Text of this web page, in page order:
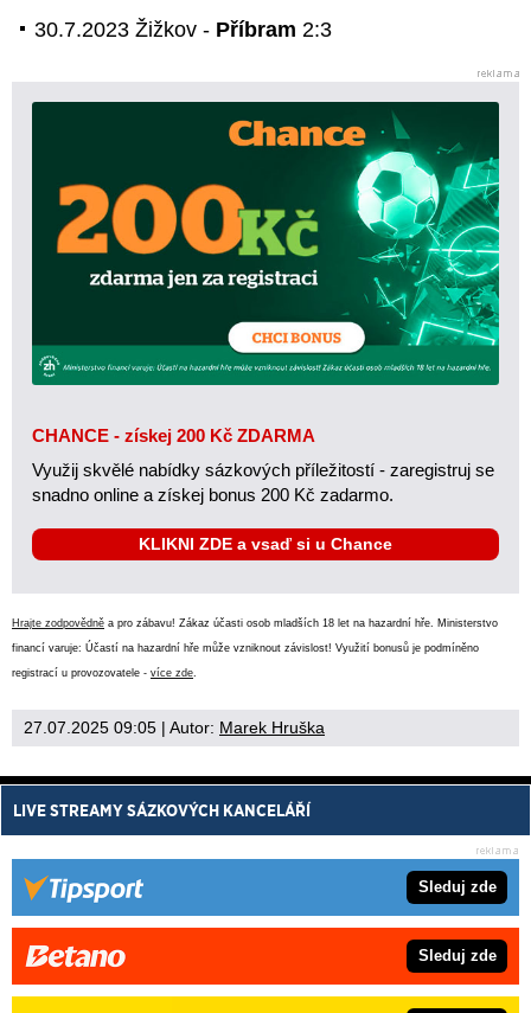
30.7.2023 Žižkov - Příbram 2:3
CHANCE - získej 200 Kč ZDARMA
Využij skvělé nabídky sázkových příležitostí - zaregistruj se
snadno online a získej bonus 200 Kč zadarmo.
KLIKNI ZDE a vsaď si u Chance
Hrajte zodpovědně a pro zábavu! Zákaz účasti osob mladších 18 let na hazardní hře. Ministerstvo
financí varuje: Účastí na hazardní hře může vzniknout závislost! Využití bonusů je podmíněno
registrací u provozovatele - více zde
27.07.2025 09:05 | Autor: Marek Hruška
LIVE STREAMY SÁZKOVÝCH KANCELÁŘÍ
Sleduj zde
Sleduj zde